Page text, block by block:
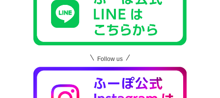
Follow us